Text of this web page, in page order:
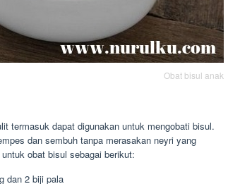
Obat bisul anak
termasuk dapat digunakan untuk mengobati bisul.
dan sembuh tanpa merasakan neyri yang
obat bisul sebagai berikut:
dan 2 biji pala